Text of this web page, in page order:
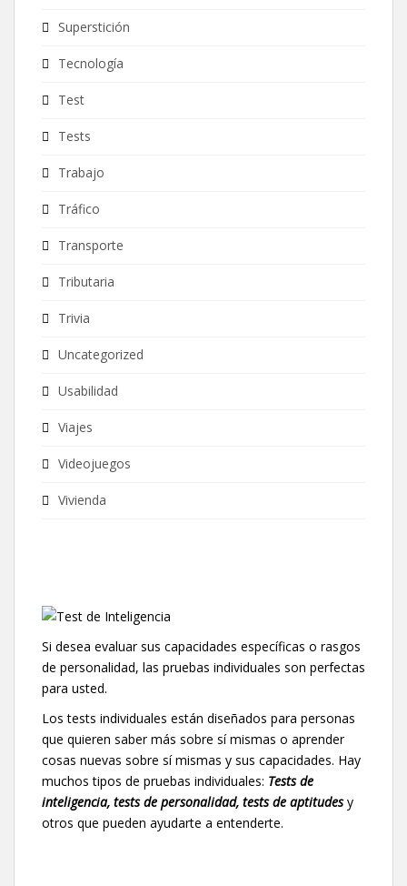
Superstición
Tecnología
Test
Tests
Trabajo
Tráfico
Transporte
Tributaria
Trivia
Uncategorized
Usabilidad
Viajes
Videojuegos
Vivienda
Si desea evaluar sus capacidades específicas o rasgos
de personalidad, las pruebas individuales son perfectas
para usted.
Los tests individuales están diseñados para personas
que quieren saber más sobre sí mismas o aprender
cosas nuevas sobre sí mismas y sus capacidades. Hay
muchos tipos de pruebas individuales: Tests de
inteligencia, tests de personalidad, tests de aptitudesy
otros que pueden ayudarte a entenderte.